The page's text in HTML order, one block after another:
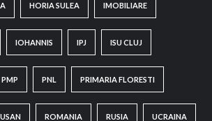
HORIA SULEA IMOBILIARE
IOHANNIS IPJ ISU CLUJ
PMP PNL PRIMARIA FLORESTI
ROMANIA RUSIA UCRAINA